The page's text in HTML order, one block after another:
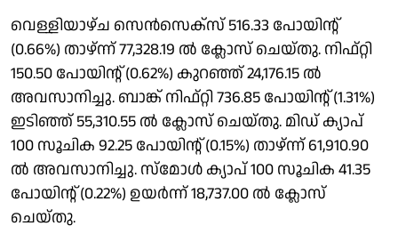
വെള്ളിയാഴ്ച സെൻസെക്‌സ് 516.33 പോയിൻ്റ്
(0.66%) താഴ്‌ന്ന് 77,328.19 ൽ ക്ലോസ് ചെയ്തു. നിഫ്റ്റി
150.50 പോയിൻ്റ് (0.62%) കുറഞ്ഞ് 24,176.15 ൽ
അവസാനിച്ചു. ബാങ്ക് നിഫ്റ്റി 736.85 പോയിൻ്റ് (1.31%)
ഇടിഞ്ഞ് 55,310.55 ൽ ക്ലോസ് ചെയ്തു. മിഡ് ക്യാപ്
100 സൂചിക 92.25 പോയിൻ്റ് (0.15%) താഴ്ന്ന് 61,910.90
ൽ അവസാനിച്ചു. സ്മോൾ ക്യാപ് 100 സൂചിക 41.35
പോയിൻ്റ് (0.22%) ഉയർന്ന് 18,737.00 ൽ ക്ലോസ്
ചെയ്തു.